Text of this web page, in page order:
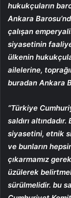
hukukçuların
Ankara
çalışan
siyasetinin
ülkenin
ailelerine,
buradan Ankara
“Türkiye
saldırı
siyasetini, etnik
ve bunların
çıkarmamız
üzülerek
sürülmelidir. bu